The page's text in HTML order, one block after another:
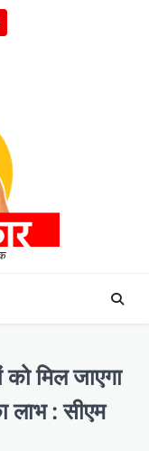
मिल जाएगा
लाभ : सीएम